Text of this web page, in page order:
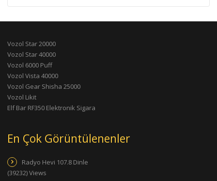
Vozol Star 20000
Vozol Star 40000
Vozol 6000 Puff
Vozol Vista 40000
Vozol Gear Shisha 25000
Vozol Likit
Elf Bar RF350 Elektronik Sigara
En Çok Görüntülenenler
Radyo Hevi 107.8 Dinle
(39232) Views